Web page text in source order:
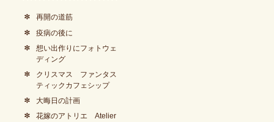
再開の道筋
疫病の後に
想い出作りにフォトウェ
ディング
クリスマス ファンタス
ティックカフェシップ
大晦日の計画
花嫁のアトリエ Atelier